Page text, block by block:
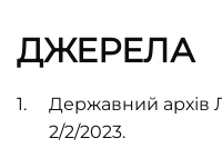
ДЖЕРЕЛА
Державний архів
2/2/2023.